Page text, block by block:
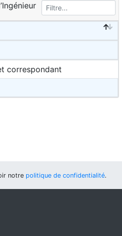
correspondant
notre politique de confidentialité.